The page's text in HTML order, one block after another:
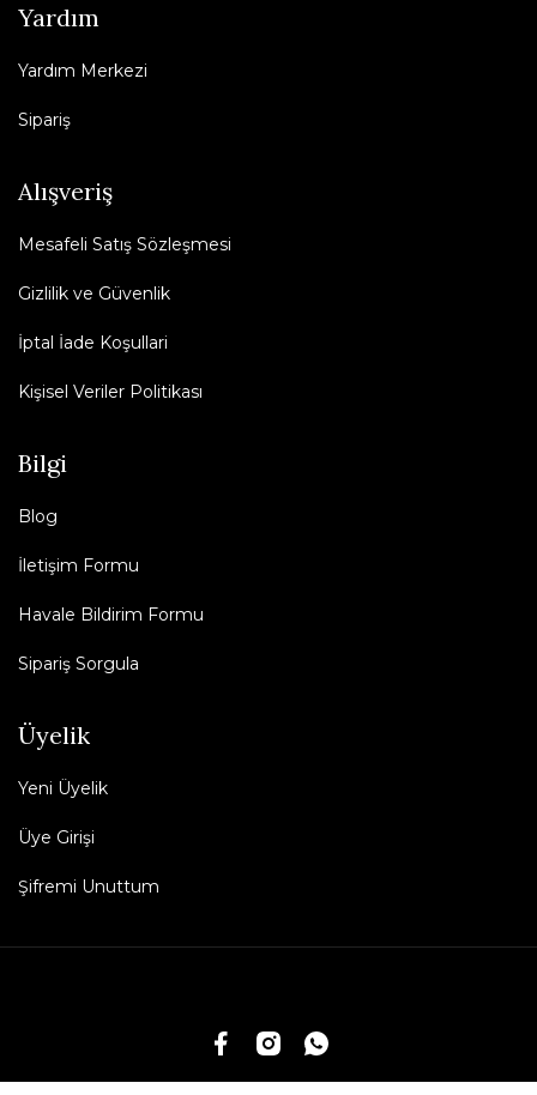
Yardım
Yardım Merkezi
Sipariş
Alışveriş
Mesafeli Satış Sözleşmesi
Gizlilik ve Güvenlik
İptal İade Koşullari
Kişisel Veriler Politikası
Bilgi
Blog
İletişim Formu
Havale Bildirim Formu
Sipariş Sorgula
Üyelik
Yeni Üyelik
Üye Girişi
Şifremi Unuttum